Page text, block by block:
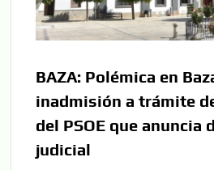
BAZA: Polémica en
inadmisión a trámite
del PSOE que anuncia
judicial